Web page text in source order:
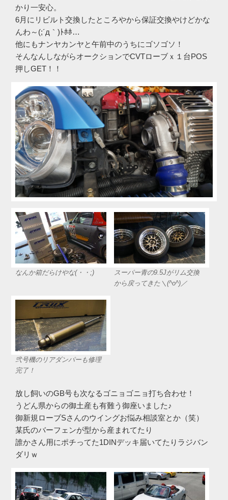
かり一安心。
6月にリビルト交換したところやから保証交換やけどかな
んわ～(;´д｀)ﾄﾎﾎ…
他にもナンヤカンヤと午前中のうちにゴソゴソ！
そんなんしながらオークションでCVTローブｘ１台POS
押しGET！！
なんか箱だらけやな(・・;)
スーパー青の9.5Jがリム交換
から戻ってきた＼(^o^)／
弐号機のリアダンパーも修理
完了！
放し飼いのGB号も次なるゴニョゴニョ打ち合わせ！
うどん県からの御土産も有難う御座いました♪
御新規ローブSさんのウイングお悩み相談室とか（笑）
某氏のバーフェンが型から産まれてたり
誰かさん用にポチってた1DINデッキ届いてたりラジバン
ダリｗ